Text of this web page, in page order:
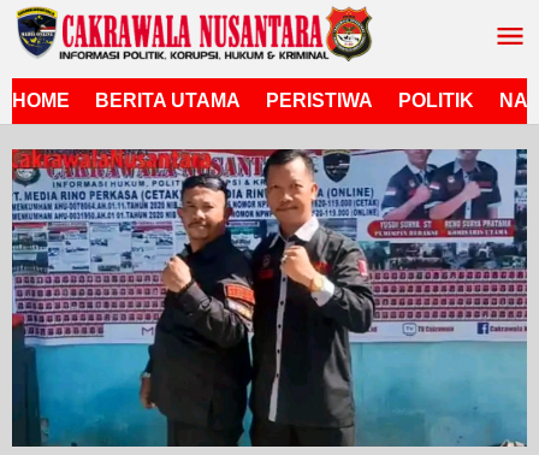
Lewati
ke
HOME
BERITA UTAMA PERISTIWA POLITIK